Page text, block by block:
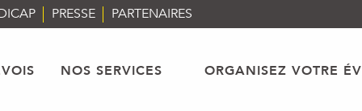
PRESSE PARTENAIRES
NOS SERVICES ORGANISEZ VOTRE